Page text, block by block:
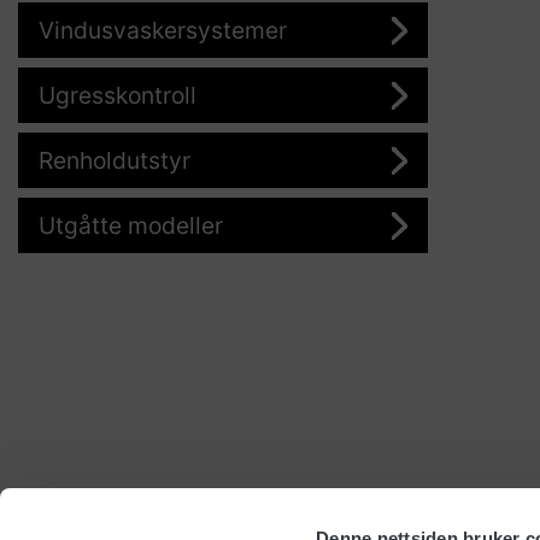
Vindusvaskersystemer
Ugresskontroll
Renholdutstyr
Utgåtte modeller